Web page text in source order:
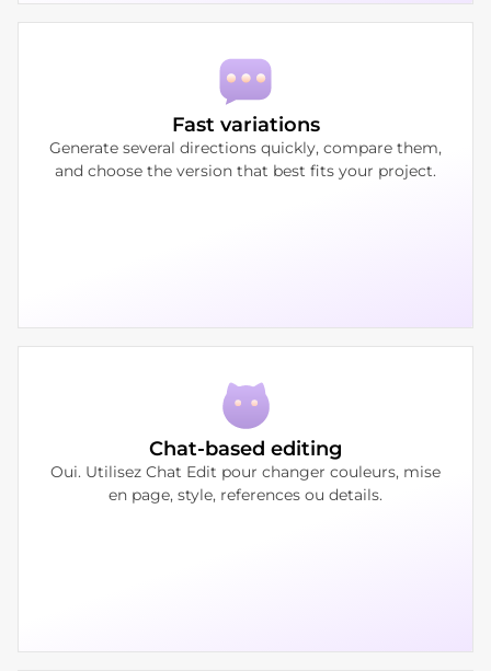
Fast variations
Generate several directions quickly, compare them,
and choose the version that best fits your project.
Chat-based editing
Oui. Utilisez Chat Edit pour changer couleurs, mise
en page, style, references ou details.